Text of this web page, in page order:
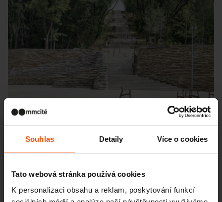
Souhlas Detaily Více o cookies
Tato webová stránka používá cookies
K personalizaci obsahu a reklam, poskytování funkcí
IDNES.CZ 19. 12. 2024
Z trosek vznikl skvělý park. Získal
Evropskou cenu za veřejný prostor 2024